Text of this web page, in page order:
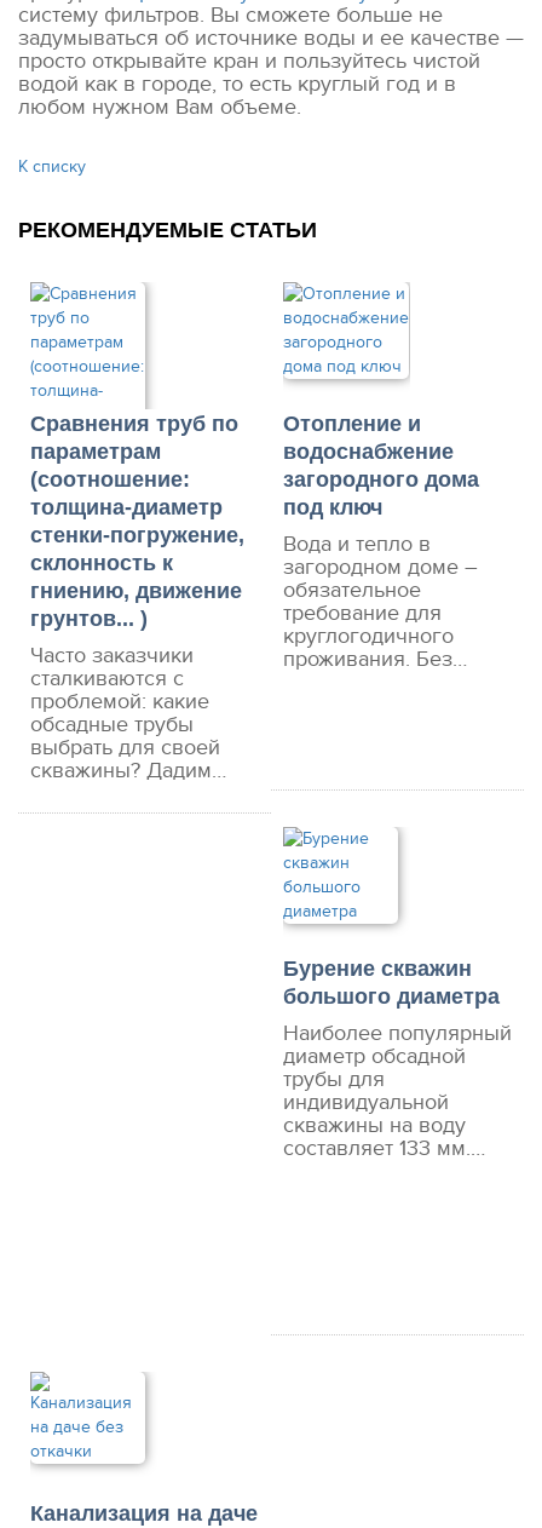
систему фильтров. Вы сможете больше не
задумываться об источнике воды и ее качестве —
просто открывайте кран и пользуйтесь чистой
водой как в городе, то есть круглый год и в
любом нужном Вам объеме.
К списку
РЕКОМЕНДУЕМЫЕ СТАТЬИ
Сравнения труб по
параметрам
(соотношение:
толщина-диаметр
стенки-погружение,
склонность к
гниению, движение
грунтов... )
Часто заказчики
сталкиваются с
проблемой: какие
обсадные трубы
выбрать для своей
скважины? Дадим…
Отопление и
водоснабжение
загородного дома
под ключ
Вода и тепло в
загородном доме –
обязательное
требование для
круглогодичного
проживания. Без…
Бурение скважин
большого диаметра
Наиболее популярный
диаметр обсадной
трубы для
индивидуальной
скважины на воду
составляет 133 мм.…
Канализация на даче